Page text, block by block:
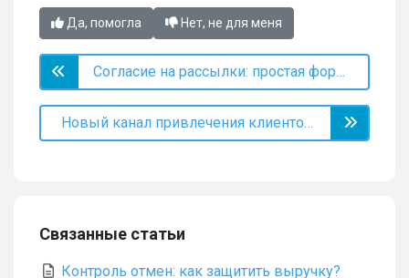
Да, помогла Нет, не для меня
Согласие на рассылки: простая формальность или защита вашего бизнеса?
Новый канал привлечения клиентов – Услуги в Поиске
Связанные статьи
Контроль отмен: как защитить выручку?